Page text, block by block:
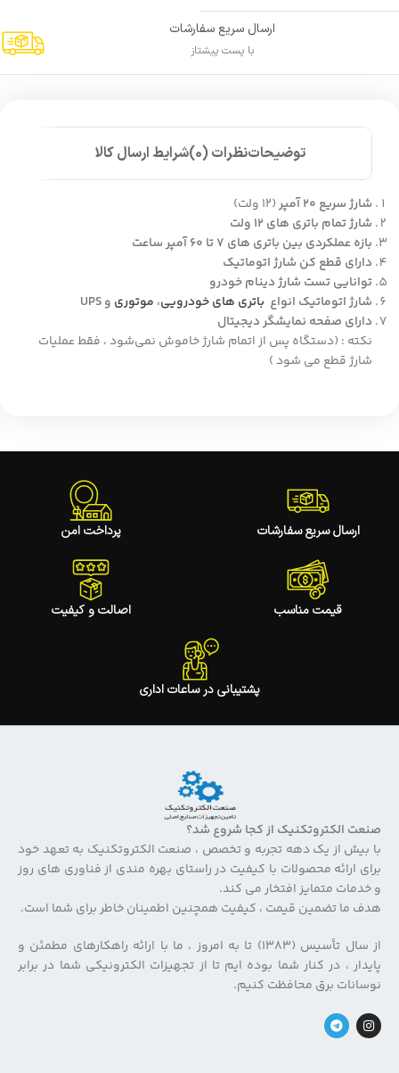
ارسال سریع سفارشات
با پست پیشتاز
توضیحاتنظرات (0) شرایط ارسال کالا
شارژ سریع 20 آمپر
(12 ولت)
شارژ تمام باتری های 12 ولت
بازه عملکردی بین باتری های 7 تا 60 آمپر ساعت
دارای قطع کن شارژ اتوماتیک
توانایی تست شارژ دینام خودرو
شارژ اتوماتیک انواع باتری های خودرویی، موتوری و UPS
دارای صفحه نمایشگر دیجیتال
نکته : (دستگاه پس از اتمام شارژ خاموش نمی‌شود ، فقط عملیات
شارژ قطع می شود )
ارسال سریع سفارشات پرداخت امن
قیمت مناسب اصالت و کیفیت
پشتیبانی در ساعات اداری
صنعت الکتروتکنیک از کجا شروع شد؟
با بیش از یک دهه تجربه و تخصص ، صنعت الکتروتکنیک به تعهد خود
برای ارائه محصولات با کیفیت در راستای بهره مندی از فناوری های روز
و خدمات متمایز افتخار می کند.
هدف ما تضمین قیمت ، کیفیت همچنین اطمینان خاطر برای شما است.
از سال تأسیس (۱۳۸۳) تا به امروز ، ما با ارائه راهکارهای مطمئن و
پایدار ، در کنار شما بوده ایم تا از تجهیزات الکترونیکی شما در برابر
نوسانات برق محافظت کنیم.